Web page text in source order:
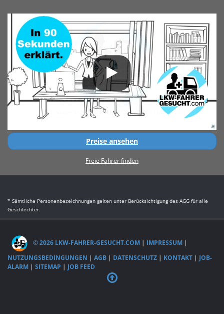
Preise ansehen
Freie Fahrer finden
* Sämtliche Personenbezeichnungen gelten unter Berücksichtigung des AGG für alle
Geschlechter.
© 2026 LKW-FAHRER-GESUCHT.COM | IMPRESSUM |
NUTZUNGSBEDINGUNGEN | AGB | DATENSCHUTZ | KONTAKT | JOB-
ALARM | SITEMAP | JOB FEED